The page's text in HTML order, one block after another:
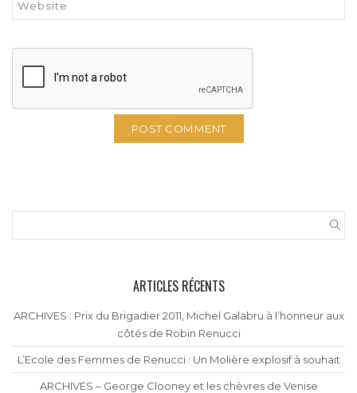
ARTICLES RÉCENTS
ARCHIVES : Prix du Brigadier 2011, Michel Galabru à l’honneur aux
côtés de Robin Renucci
L’Ecole des Femmes de Renucci : Un Molière explosif à souhait
ARCHIVES – George Clooney et les chèvres de Venise